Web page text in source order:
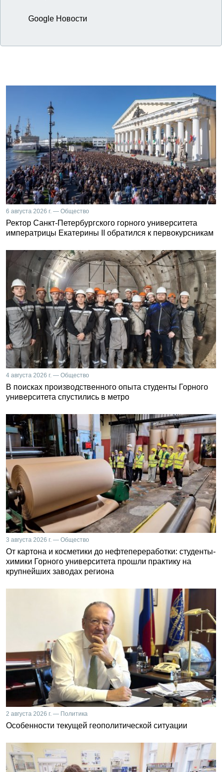
Google Новости
6 августа 2026 г. — Общество
Ректор Санкт-Петербургского горного университета
императрицы Екатерины II обратился к первокурсникам
4 августа 2026 г. — Общество
В поисках производственного опыта студенты Горного
университета спустились в метро
3 августа 2026 г. — Общество
От картона и косметики до нефтепереработки: студенты-
химики Горного университета прошли практику на
крупнейших заводах региона
2 августа 2026 г. — Политика
Особенности текущей геополитической ситуации